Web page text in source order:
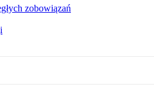
zobowiązań